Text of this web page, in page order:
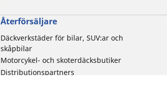
Återförsäljare
Däckverkstäder för bilar, SUV:ar och
skåpbilar
Motorcykel- och skoterdäcksbutiker
Distributionspartners